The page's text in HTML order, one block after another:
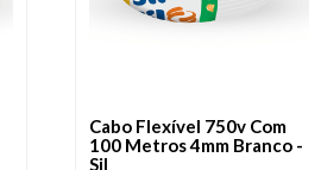
Cabo Flexível 750v Com
100 Metros 4mm Branco -
Sil